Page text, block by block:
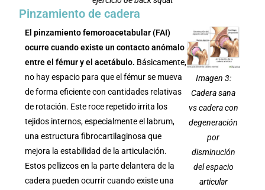
Pinzamiento de cadera
El pinzamiento femoroacetabular (FAI)
ocurre cuando existe un contacto anómalo
entre el fémur y el acetábulo. Básicamente,
no hay espacio para que el fémur se mueva
de forma eficiente con cantidades relativas
de rotación. Este roce repetido irrita los
tejidos internos, especialmente el labrum,
una estructura fibrocartilaginosa que
mejora la estabilidad de la articulación.
Estos pellizcos en la parte delantera de la
cadera pueden ocurrir cuando existe una
Imagen 3:
Cadera sana
vs cadera con
degeneración
por
disminución
del espacio
articular